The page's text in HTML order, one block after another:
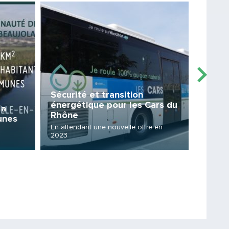
Message
Lire la suite
Sécurité et transition
énergétique pour les Cars du
Rhône
En attendant une nouvelle offre en
2023